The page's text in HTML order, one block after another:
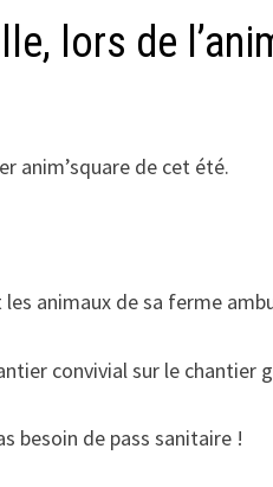
lors de
anim’square de cet été.
les animaux de sa ferme
convivial sur le chantier
besoin de pass sanitaire !